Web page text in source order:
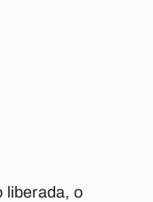
liberada, o